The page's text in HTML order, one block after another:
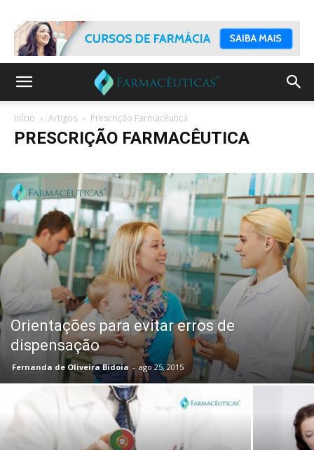
Início Artigos Prescrição Farmacêutica
PRESCRIÇÃO FARMACÊUTICA
Orientações para evitar erros de
dispensação
Fernanda de Oliveira Bidoia - ago 25, 2015